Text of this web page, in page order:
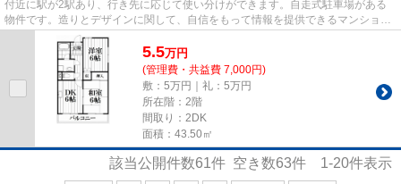
付近に駅が2駅あり、行き先に応じて使い分けができます。自走式駐車場がある
物件です。造りとデザインに関して、自信をもって情報を提供できるマンション
です。駅まで徒歩11分に立地す...
5.5万円
(管理費・共益費 7,000円)
敷：5万円｜礼：5万円
所在階：2階
間取り：2DK
面積：43.50㎡
該当公開件数61件 空き数63件 1-20件表示